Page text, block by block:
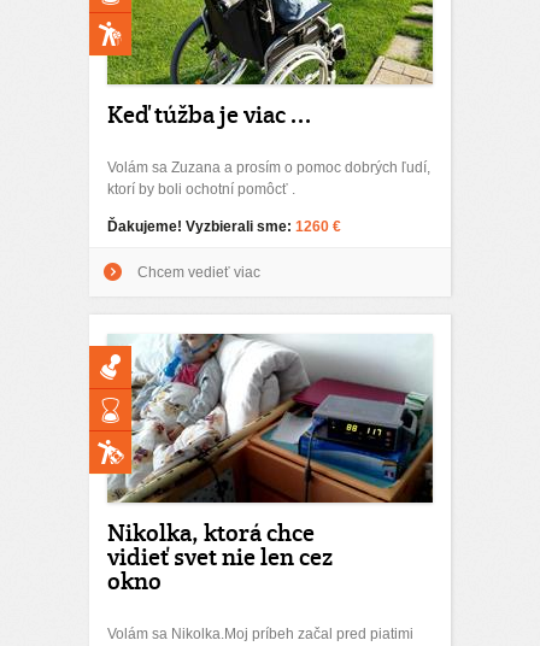
Keď túžba je viac ...
Volám sa Zuzana a prosím o pomoc dobrých ľudí,
ktorí by boli ochotní pomôcť .
Ďakujeme! Vyzbierali sme: 1260 €
Chcem vedieť viac
Nikolka, ktorá chce
vidieť svet nie len cez
okno
Volám sa Nikolka.Moj príbeh začal pred piatimi